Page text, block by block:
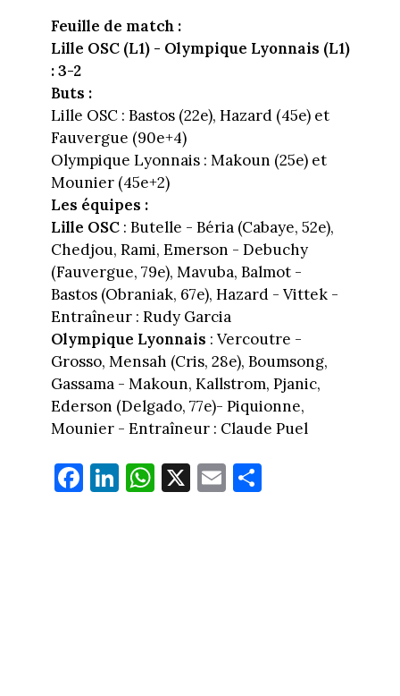
Feuille de match :
Lille OSC (L1) - Olympique Lyonnais (L1)
: 3-2
Buts :
Lille OSC : Bastos (22e), Hazard (45e) et
Fauvergue (90e+4)
Olympique Lyonnais : Makoun (25e) et
Mounier (45e+2)
Les équipes :
Lille OSC: Butelle - Béria (Cabaye, 52e),
Chedjou, Rami, Emerson - Debuchy
(Fauvergue, 79e), Mavuba, Balmot -
Bastos (Obraniak, 67e), Hazard - Vittek -
Entraîneur : Rudy Garcia
Olympique Lyonnais : Vercoutre -
Grosso, Mensah (Cris, 28e), Boumsong,
Gassama - Makoun, Kallstrom, Pjanic,
Ederson (Delgado, 77e)- Piquionne,
Mounier - Entraîneur : Claude Puel
Fa
ce
Li
nk
W
ha
X E
m
Pa